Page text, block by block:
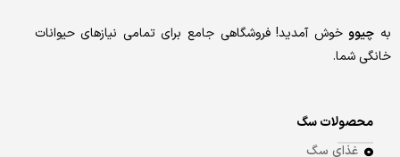
به چیوو خوش آمدید! فروشگاهی جامع برای تمامی نیازهای حیوانات
خانگی شما.
محصولات سگ
غذای سگ